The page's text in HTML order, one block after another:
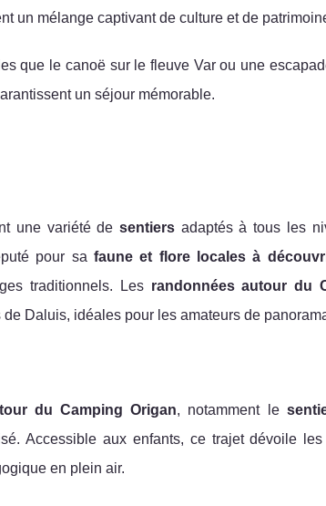
un mélange captivant de culture et de
que le canoë sur le fleuve Var ou une
un séjour mémorable.
une variété de sentiersadaptés à tous les
pour sa faune et flore locales à
traditionnels. Les randonnées autour du
Daluis, idéales pour les amateurs de
du Camping Origan, notamment le
Accessible aux enfants, ce trajet dévoile
en plein air.